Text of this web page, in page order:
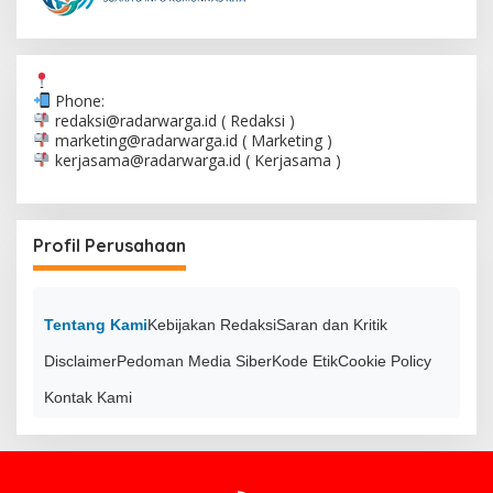
Phone:
redaksi@radarwarga.id ( Redaksi )
marketing@radarwarga.id ( Marketing )
kerjasama@radarwarga.id ( Kerjasama )
Profil Perusahaan
Tentang KamiKebijakan RedaksiSaran dan Kritik
DisclaimerPedoman Media SiberKode EtikCookie Policy
Kontak Kami